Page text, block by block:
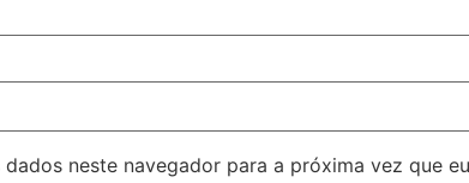
dados neste navegador para a próxima vez que